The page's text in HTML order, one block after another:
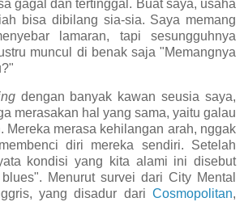
gagal dan tertinggal. Buat saya, usaha
bisa dibilang sia-sia. Saya memang
lamaran, tapi sesungguhnya
muncul di benak saja "Memangnya
dengan banyak kawan seusia saya,
merasakan hal yang sama, yaitu galau
Mereka merasa kehilangan arah, nggak
diri mereka sendiri. Setelah
kondisi yang kita alami ini disebut
Menurut survei dari City Mental
yang disadur dari Cosmopolitan,